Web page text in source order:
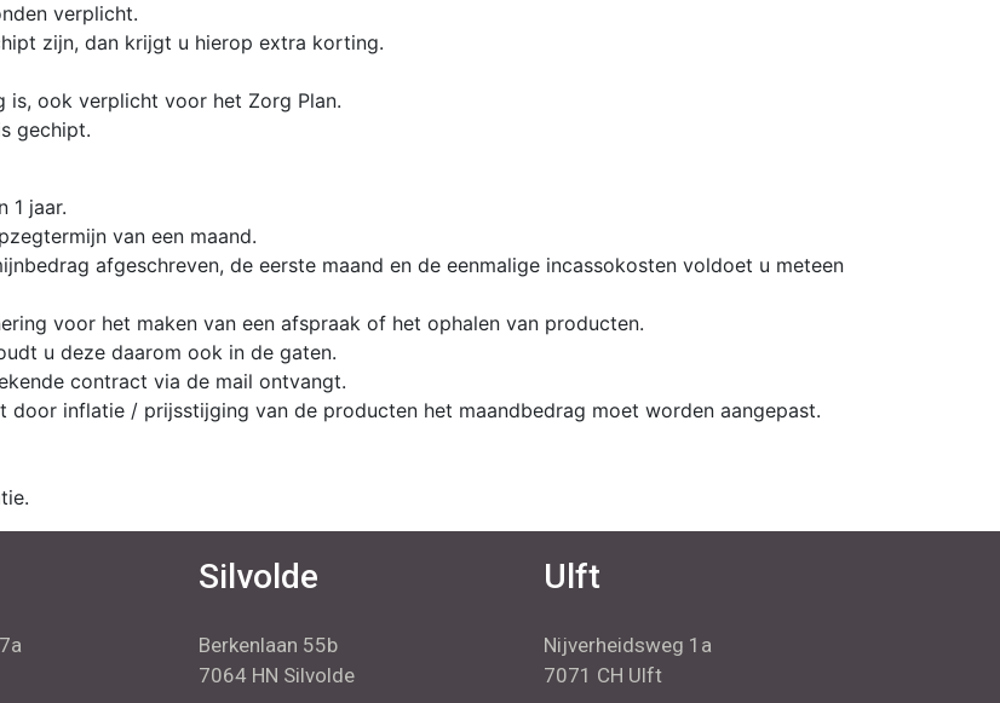
verplicht.
zijn, dan krijgt u hierop extra korting.
is, ook verplicht voor het Zorg Plan.
gechipt.
1 jaar.
van een maand.
afgeschreven, de eerste maand en de eenmalige incassokosten voldoet u meteen
voor het maken van een afspraak of het ophalen van producten.
u deze daarom ook in de gaten.
contract via de mail ontvangt.
door inflatie / prijsstijging van de producten het maandbedrag moet worden aangepast.
Silvolde
Berkenlaan 55b
7064 HN Silvolde
Ulft
Nijverheidsweg 1a
7071 CH Ulft